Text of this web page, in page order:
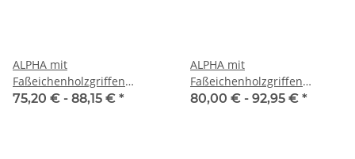
ALPHA mit
Faßeichenholzgriffen
Schälmesser
75,20 € - 88,15 € *
ALPHA mit
Faßeichenholzgriffen
Spickmesser
80,00 € - 92,95 € *